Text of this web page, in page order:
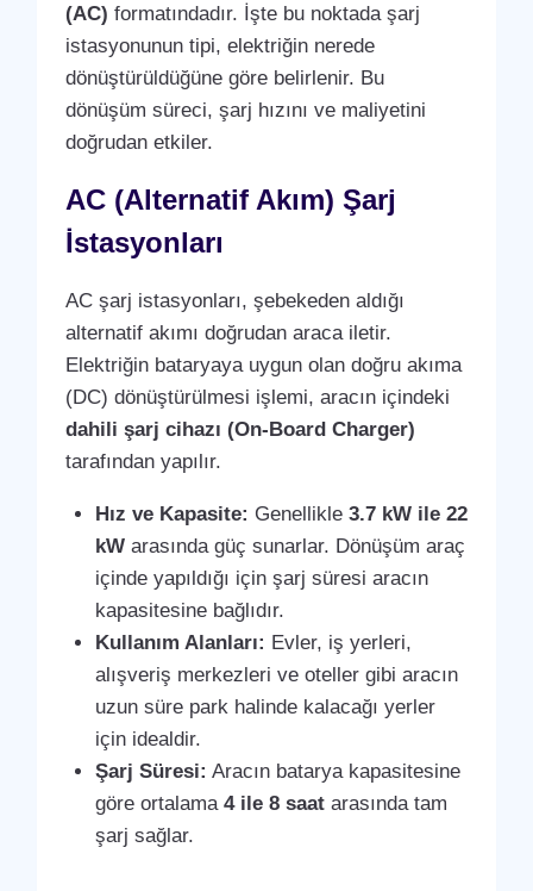
(AC) formatındadır. İşte bu noktada şarj
istasyonunun tipi, elektriğin nerede
dönüştürüldüğüne göre belirlenir. Bu
dönüşüm süreci, şarj hızını ve maliyetini
doğrudan etkiler.
AC (Alternatif Akım) Şarj
İstasyonları
AC şarj istasyonları, şebekeden aldığı
alternatif akımı doğrudan araca iletir.
Elektriğin bataryaya uygun olan doğru akıma
(DC) dönüştürülmesi işlemi, aracın içindeki
dahili şarj cihazı (On-Board Charger)
tarafından yapılır.
Hız ve Kapasite: Genellikle3.7 kW ile 22
kW arasında güç sunarlar. Dönüşüm araç
içinde yapıldığı için şarj süresi aracın
kapasitesine bağlıdır.
Kullanım Alanları: Evler, iş yerleri,
alışveriş merkezleri ve oteller gibi aracın
uzun süre park halinde kalacağı yerler
için idealdir.
Şarj Süresi: Aracın batarya kapasitesine
göre ortalama4 ile 8 saat arasında tam
şarj sağlar.